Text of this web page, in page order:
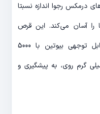
درمکس رجوا اندازه نسبتا
آسان می‌کند. این قرص
همچنین به دلیل داشتن مقدار قابل توجهی بیوتین با 5000
در هر قرص، همراه با 11 میلی گرم روی، به پیشگیری و